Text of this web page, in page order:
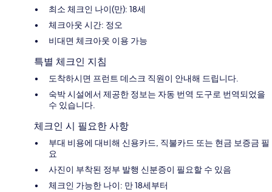
최소 체크인 나이(만): 18세
체크아웃 시간: 정오
비대면 체크아웃 이용 가능
특별 체크인 지침
도착하시면 프런트 데스크 직원이 안내해 드립니다.
숙박 시설에서 제공한 정보는 자동 번역 도구로 번역되었을
수 있습니다.
체크인 시 필요한 사항
부대 비용에 대비해 신용카드, 직불카드 또는 현금 보증금 필
요
사진이 부착된 정부 발행 신분증이 필요할 수 있음
체크인 가능한 나이: 만 18세부터